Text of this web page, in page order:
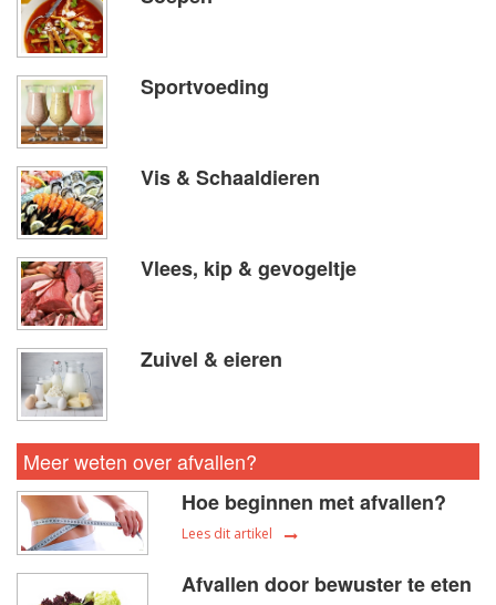
Sportvoeding
Vis & Schaaldieren
Vlees, kip & gevogeltje
Zuivel & eieren
Meer weten over afvallen?
Hoe beginnen met afvallen?
Lees dit artikel
Afvallen door bewuster te eten